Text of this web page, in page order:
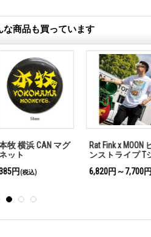
な商品も買っています
浜 CAN マグ
(税込)
Rat Fink x MOON ピ
ンストライプ Tシ
6,820円～7,700円
(税込)